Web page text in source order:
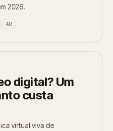
2026.
AR
digital? Um
custa
virtual viva de